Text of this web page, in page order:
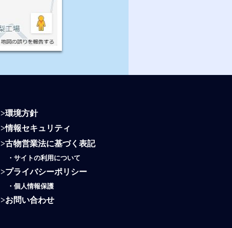
>環境方針
>情報セキュリティ
>古物営業法に基づく表記
・ サイトの利用について
>プライバシーポリシー
・ 個人情報保護
>お問い合わせ